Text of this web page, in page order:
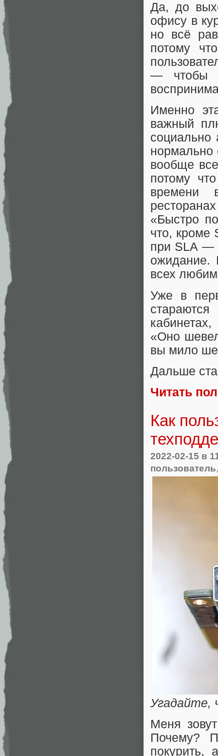
Да, до
офису в
но всё
потому
— чтобы
Именно
важный
социально
нормально
вообще
потому
времени
«Быстро
что, кроме
при SLA —
ожидание.
всех
Уже в
«Оно
вы мило
Дальше
Читать
Как
2022-02-15 в
пользователь
Угадайте,
Меня
Почему?
покурить,